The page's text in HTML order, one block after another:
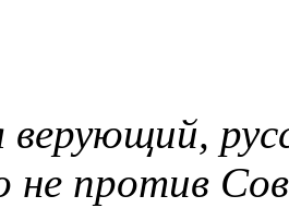
верующий,
не против